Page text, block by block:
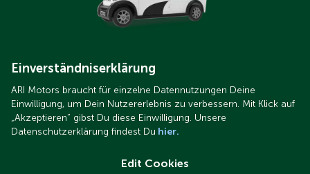
Einverständniserklärung
ARI Motors braucht für einzelne Datennutzungen Deine
Einwilligung, um Dein Nutzererlebnis zu verbessern. Mit Klick auf
„Akzeptieren“ gibst Du diese Einwilligung. Unsere
Datenschutzerklärung findest Du hier.
Edit Cookies